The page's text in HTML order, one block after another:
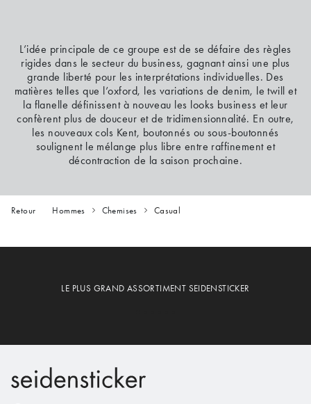
L’idée principale de ce groupe est de se défaire des règles
rigides dans le secteur du business, gagnant ainsi une plus
grande liberté pour les interprétations individuelles. Des
matières telles que l’oxford, les variations de denim, le twill et
la flanelle définissent à nouveau les looks business et leur
confèrent plus de douceur et de tridimensionnalité. En outre,
les nouveaux cols Kent, boutonnés ou sous-boutonnés
soulignent le mélange plus libre entre raffinement et
décontraction de la saison prochaine.
Retour Hommes Chemises Casual
LE PLUS GRAND ASSORTIMENT SEIDENSTICKER